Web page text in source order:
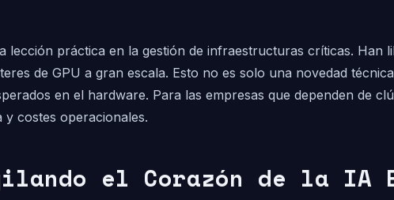
lección práctica en la gestión de infraestructuras críticas.
de GPU a gran escala. Esto no es solo una novedad
en el hardware. Para las empresas que dependen de
y costes operacionales.
el Corazón de la IA